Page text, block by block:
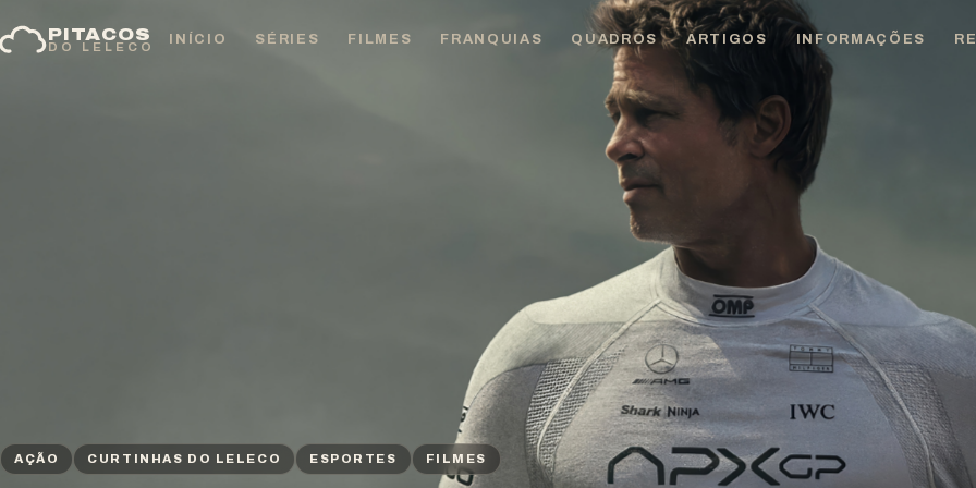
para
PITACOS
DO LELECO
INÍCIO SÉRIES FILMES FRANQUIAS QUADROS ARTIGOS INFORMAÇÕES
AÇÃO CURTINHAS DO LELECO ESPORTES FILMES